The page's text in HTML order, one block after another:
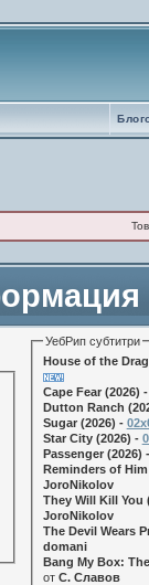
УебРип субтитри
House of the
Cape Fear (2026)
Dutton Ranch
Sugar (2026) -
Star City (2026) -
Passenger (2026)
Reminders of
JoroNikolov
They Will Kill You
JoroNikolov
The Devil Wears
domani
Bang My Box:
от С. Славов